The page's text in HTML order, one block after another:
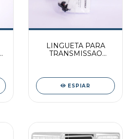
LINGUETA PARA
TRANSMISSAO
ESPIAR